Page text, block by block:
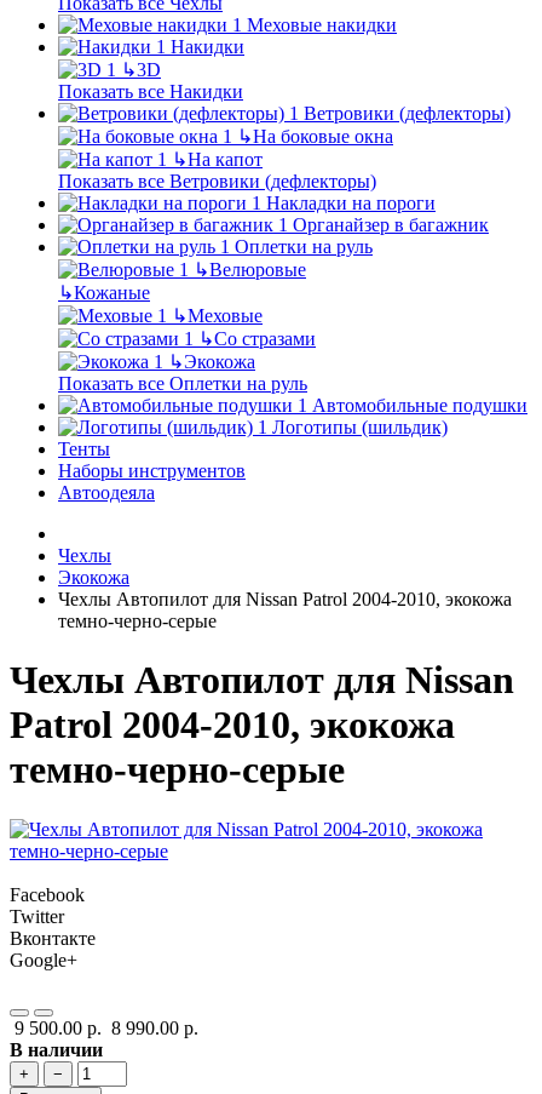
Меховые накидки
Накидки
↳3D
Показать все Накидки
Ветровики (дефлекторы)
↳На боковые окна
↳На капот
Показать все Ветровики (дефлекторы)
Накладки на пороги
Органайзер в багажник
Оплетки на руль
↳Велюровые
↳Кожаные
↳Меховые
↳Со стразами
↳Экокожа
Показать все Оплетки на руль
Автомобильные подушки
Логотипы (шильдик)
Тенты
Наборы инструментов
Автоодеяла
Чехлы
Экокожа
Чехлы Автопилот для Nissan Patrol 2004-2010, экокожа
темно-черно-серые
Чехлы Автопилот для Nissan
Patrol 2004-2010, экокожа
темно-черно-серые
Facebook
Twitter
Вконтакте
Google+
9 500.00 р. 8 990.00 р.
В наличии
+
−